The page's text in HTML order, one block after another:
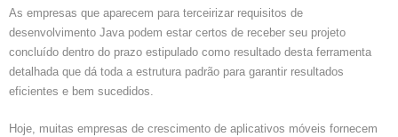
As empresas que aparecem para terceirizar requisitos de
desenvolvimento Java podem estar certos de receber seu projeto
concluído dentro do prazo estipulado como resultado desta ferramenta
detalhada que dá toda a estrutura padrão para garantir resultados
eficientes e bem sucedidos.
Hoje, muitas empresas de crescimento de aplicativos móveis fornecem